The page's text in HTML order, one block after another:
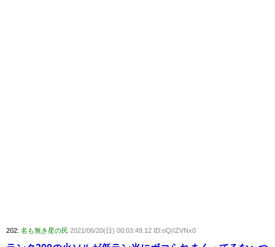
202: 名も無き星の民 2021/06/20(日) 00:03:49.12 ID:oQ//ZVNx0